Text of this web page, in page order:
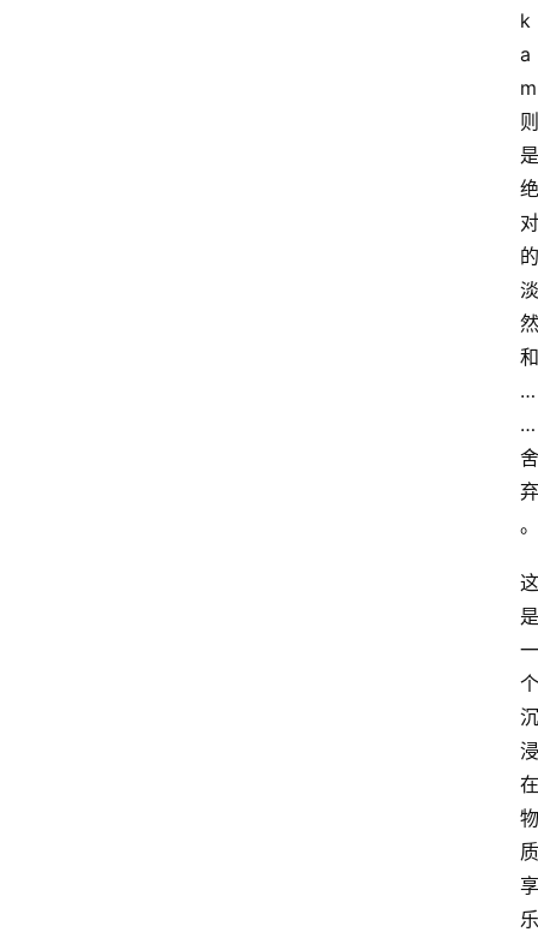
k
a
m
则
是
绝
对
的
淡
然
和
…
…
舍
弃
。
这
是
一
个
沉
浸
在
物
质
享
乐